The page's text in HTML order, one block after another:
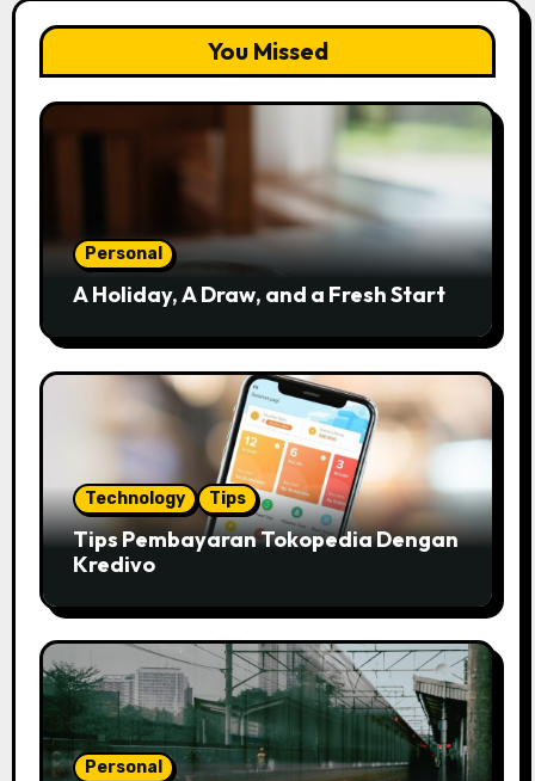
You Missed
Personal
A Holiday, A Draw, and a Fresh Start
Technology Tips
Tips Pembayaran Tokopedia Dengan
Kredivo
Personal